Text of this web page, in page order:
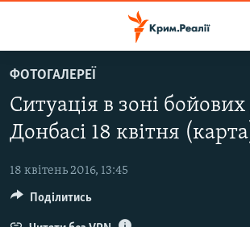
до
основного
матеріалу
Перейти
до
навігації
ВОДА.КРИМ
ВІДЕО ТА ФОТО
ПОЛІТИКА
БЛОГИ
ФОТОГАЛЕРЕЇ
Ситуація в зоні бойових
Донбасі 18 квітня
18 квітень 2016, 13:45
Поділитись